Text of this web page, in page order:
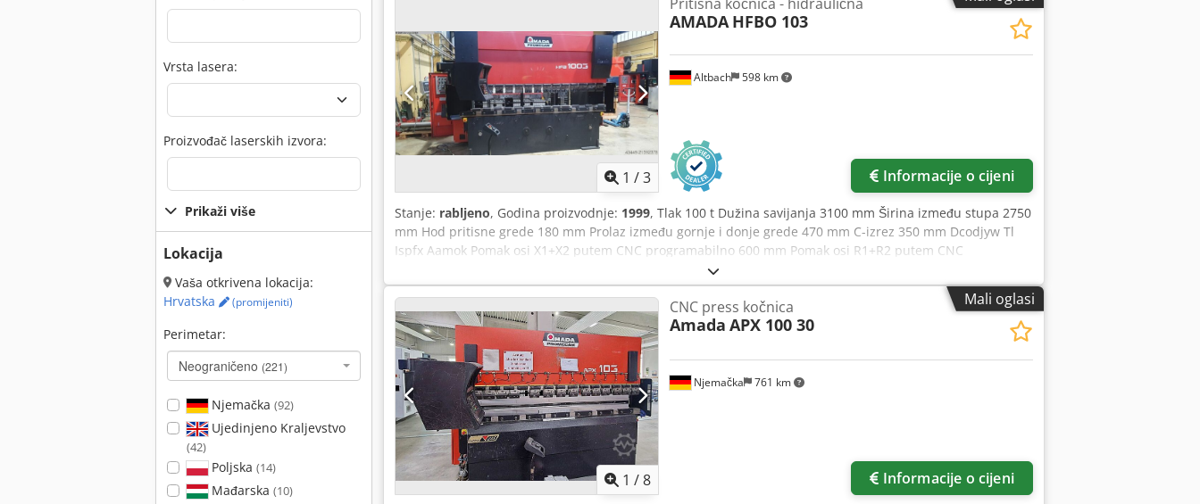
Vrsta lasera:
Proizvođač laserskih izvora:
Prikaži više
Lokacija
Vaša otkrivena lokacija:
Hrvatska
(promijeniti)
Perimetar:
Neograničeno (221)
Njemačka (92)
Ujedinjeno Kraljevstvo
(42)
Poljska (14)
Mađarska (10)
1 /3
Altbach 598 km
Pritisna kočnica - hidraulična
AMADA HFBO 103
Informacije o cijeni
Stanje: rabljeno, Godina proizvodnje: 1999, Tlak 100 t Dužina savijanja 3100 mm Širina između stupa 2750
mm Hod pritisne grede 180 mm Prolaz između gornje i donje grede 470 mm C-izrez 350 mm Dcodjyw Tl
Ispfx Aamok Pomak osi X1+X2 putem CNC programabilno 600 mm Pomak osi R1+R2 putem CNC
programabilno 120 mm Pomak osi Z1+Z2 putem CNC programabilno 300-2700 mm Brzina približavanja
100 mm/sek Brzina savijanja 0-10 mm/sek Brzina otvaranja 100 mm/sek Radni sati 29000 h Duljina 3500
mm Širina 1950 mm Visina 2550 mm Težina 6700 kg Ukupna snaga 8 kW Potrebni prostor cca. 4x2x2,5 m
Upravljanje CNC Sve strojeve je moguće pogledati pod naponom u bilo kojem trenutku. Demonstracije
strojeva moguće su u bilo kojem trenutku.
Mali oglasi
1 /8
Njemačka 761 km
CNC press kočnica
Amada APX 100 30
Informacije o cijeni